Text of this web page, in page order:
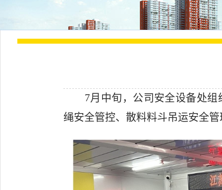
7月中旬，公司安全设备处
绳安全管控、散料料斗吊运安全